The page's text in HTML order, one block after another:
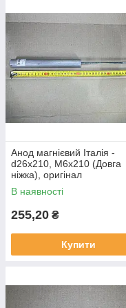
Анод магнієвий Італія -
d26x210, M6x210 (Довга
ніжка), оригінал
В наявності
255,20 ₴
Купити